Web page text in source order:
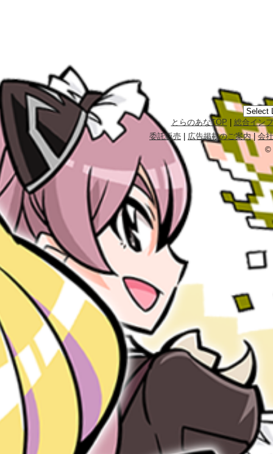
とらのあなTOP
総合イン
委託販売
広告掲載のご案内|会
©